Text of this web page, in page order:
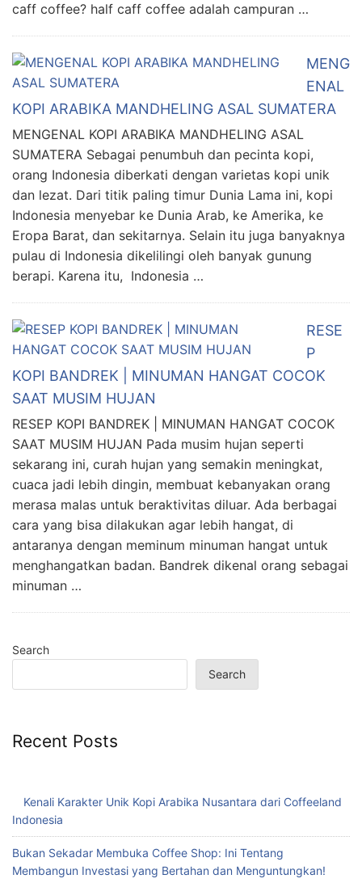
caff coffee? half caff coffee adalah campuran …
MENG
ENAL
KOPI ARABIKA MANDHELING ASAL SUMATERA
MENGENAL KOPI ARABIKA MANDHELING ASAL
SUMATERA Sebagai penumbuh dan pecinta kopi,
orang Indonesia diberkati dengan varietas kopi unik
dan lezat. Dari titik paling timur Dunia Lama ini, kopi
Indonesia menyebar ke Dunia Arab, ke Amerika, ke
Eropa Barat, dan sekitarnya. Selain itu juga banyaknya
pulau di Indonesia dikelilingi oleh banyak gunung
berapi. Karena itu, Indonesia …
RESE
P
KOPI BANDREK | MINUMAN HANGAT COCOK
SAAT MUSIM HUJAN
RESEP KOPI BANDREK | MINUMAN HANGAT COCOK
SAAT MUSIM HUJAN Pada musim hujan seperti
sekarang ini, curah hujan yang semakin meningkat,
cuaca jadi lebih dingin, membuat kebanyakan orang
merasa malas untuk beraktivitas diluar. Ada berbagai
cara yang bisa dilakukan agar lebih hangat, di
antaranya dengan meminum minuman hangat untuk
menghangatkan badan. Bandrek dikenal orang sebagai
minuman …
Search
Search
Recent Posts
Kenali Karakter Unik Kopi Arabika Nusantara dari Coffeeland
Indonesia
Bukan Sekadar Membuka Coffee Shop: Ini Tentang
Membangun Investasi yang Bertahan dan Menguntungkan!